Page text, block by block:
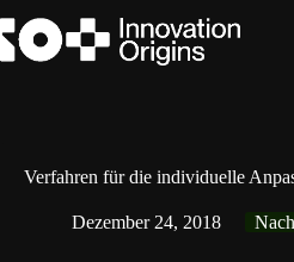
Inhalt
springen
Verfahren für die individuelle
Dezember 24, 2018